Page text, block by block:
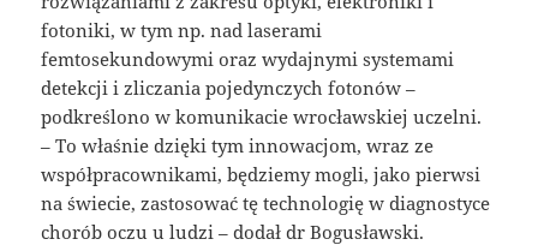
fotoniki, w tym np. nad laserami
femtosekundowymi oraz wydajnymi systemami
detekcji i zliczania pojedynczych fotonów –
podkreślono w komunikacie wrocławskiej uczelni.
– To właśnie dzięki tym innowacjom, wraz ze
współpracownikami, będziemy mogli, jako pierwsi
na świecie, zastosować tę technologię w diagnostyce
chorób oczu u ludzi – dodał dr Bogusławski.